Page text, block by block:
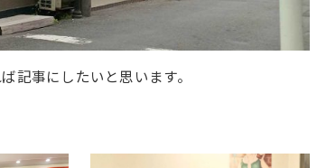
記事にしたいと思います。